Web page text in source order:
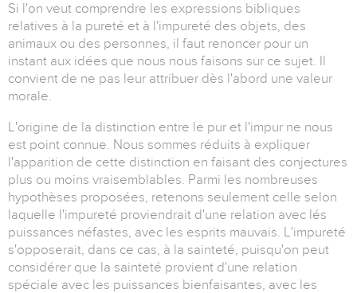
Si l'on veut comprendre les expressions bibliques
relatives à la pureté et à l'impureté des objets, des
animaux ou des personnes, il faut renoncer pour un
instant aux idées que nous nous faisons sur ce sujet. Il
convient de ne pas leur attribuer dès l'abord une valeur
morale.
L'origine de la distinction entre le pur et l'impur ne nous
est point connue. Nous sommes réduits à expliquer
l'apparition de cette distinction en faisant des conjectures
plus ou moins vraisemblables. Parmi les nombreuses
hypothèses proposées, retenons seulement celle selon
laquelle l'impureté proviendrait d'une relation avec lés
puissances néfastes, avec les esprits mauvais. L'impureté
s'opposerait, dans ce cas, à la sainteté, puisqu'on peut
considérer que la sainteté provient d'une relation
spéciale avec les puissances bienfaisantes, avec les